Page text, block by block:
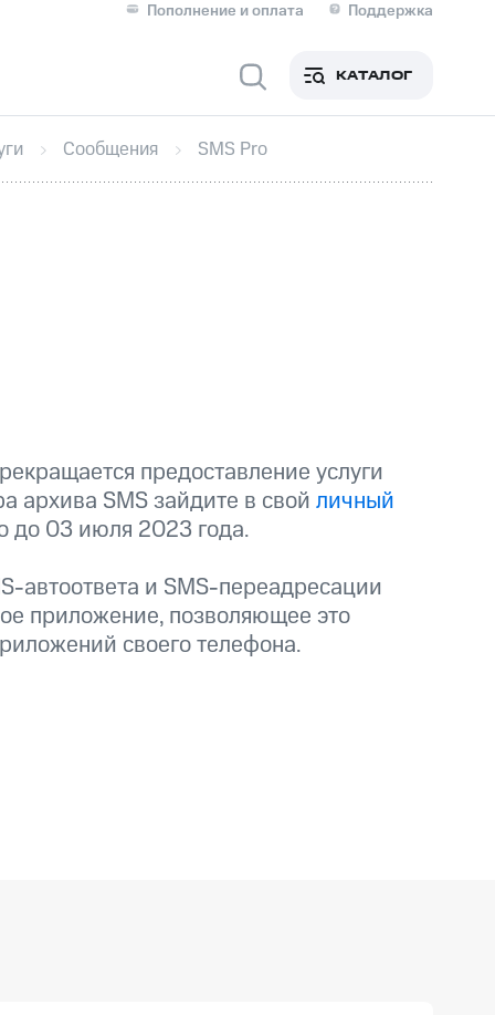
Пополнение и оплата
Поддержка
Личные кабинеты
Мобильная связь
карта для иностранцев
Приложения от МТС
Приложения
Финансы
МТС
КАТАЛОГ
Сообщения SMS Pro
предоставление услуги
архива SMS зайдите в свой личный
до 03 июля 2023 года.
автоответа и SMS-переадресации
приложение, позволяющее это
своего телефона.